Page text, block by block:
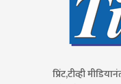
प्रिंट,टीव्ही